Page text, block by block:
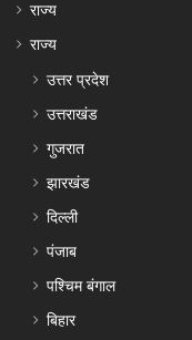
राज्य
राज्य
उत्तर प्रदेश
उत्तराखंड
गुजरात
झारखंड
दिल्ली
पंजाब
पश्चिम बंगाल
बिहार